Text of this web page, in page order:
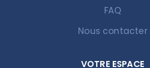
FAQ
Nous contacter
VOTRE ESPACE